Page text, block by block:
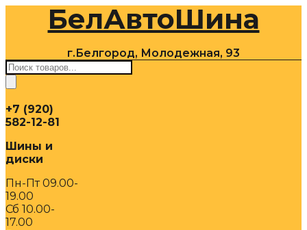
содержимомуБелАвтоШина
г.Белгород, Молодежная, 93
Поиск
товаров
+7 (920)
582-12-81
Шины и
диски
Пн-Пт 09.00-
19.00
Сб 10.00-
17.00